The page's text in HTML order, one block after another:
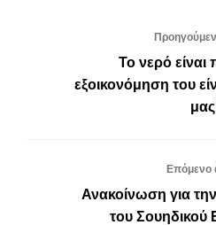
Το νερό είναι
εξοικονόμηση του
Επόμενο
Ανακοίνωση για
του Σουηδικού